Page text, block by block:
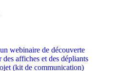
webinaire de découverte
des affiches et des dépliants
(kit de communication)